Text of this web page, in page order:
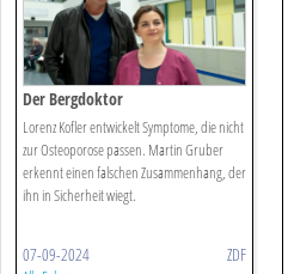
Der Bergdoktor
Lorenz Kofler entwickelt Symptome, die nicht
zur Osteoporose passen. Martin Gruber
erkennt einen falschen Zusammenhang, der
ihn in Sicherheit wiegt.
07-09-2024 ZDF